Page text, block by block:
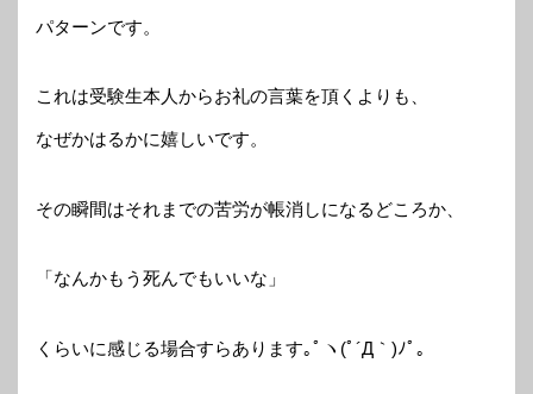
パターンです。
これは受験生本人からお礼の言葉を頂くよりも、
なぜかはるかに嬉しいです。
その瞬間はそれまでの苦労が帳消しになるどころか、
「なんかもう死んでもいいな」
くらいに感じる場合すらあります｡ﾟヽ(ﾟ´Д｀)ﾉﾟ｡